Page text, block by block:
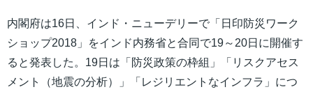
内閣府は16日、インド・ニューデリーで「日印防災ワーク
ショップ2018」をインド内務省と合同で19～20日に開催す
ると発表した。19日は「防災政策の枠組」「リスクアセス
メント（地震の分析）」「レジリエントなインフラ」につ